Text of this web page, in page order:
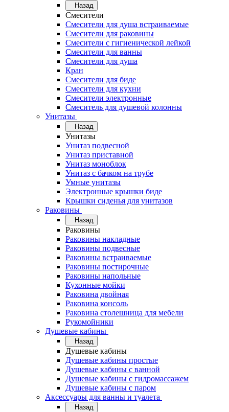
Назад
Смесители
Смесители для душа встраиваемые
Смесители для раковины
Смесители с гигиенической лейкой
Смесители для ванны
Смесители для душа
Кран
Смесители для биде
Смесители для кухни
Смесители электронные
Смеситель для душевой колонны
Унитазы
Назад
Унитазы
Унитаз подвесной
Унитаз приставной
Унитаз моноблок
Унитаз с бачком на трубе
Умные унитазы
Электронные крышки биде
Крышки сиденья для унитазов
Раковины
Назад
Раковины
Раковины накладные
Раковины подвесные
Раковины встраиваемые
Раковины постирочные
Раковины напольные
Кухонные мойки
Раковина двойная
Раковина консоль
Раковина столешница для мебели
Рукомойники
Душевые кабины
Назад
Душевые кабины
Душевые кабины простые
Душевые кабины с ванной
Душевые кабины с гидромассажем
Душевые кабины с паром
Аксессуары для ванны и туалета
Назад